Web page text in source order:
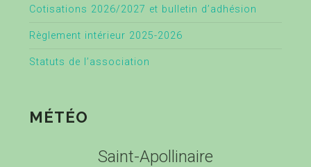
Cotisations 2026/2027 et bulletin d’adhésion
Règlement intérieur 2025-2026
Statuts de l’association
MÉTÉO
Saint-Apollinaire